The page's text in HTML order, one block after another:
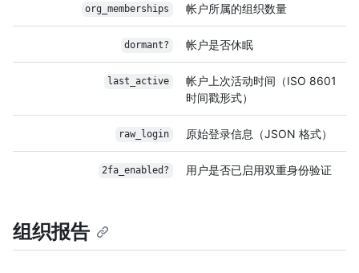
org_memberships 帐户所属的组织数量
dormant? 帐户是否休眠
last_active
帐户上次活动时间（ISO 8601
时间戳形式）
raw_login 原始登录信息（JSON 格式）
2fa_enabled? 用户是否已启用双重身份验证
组织报告